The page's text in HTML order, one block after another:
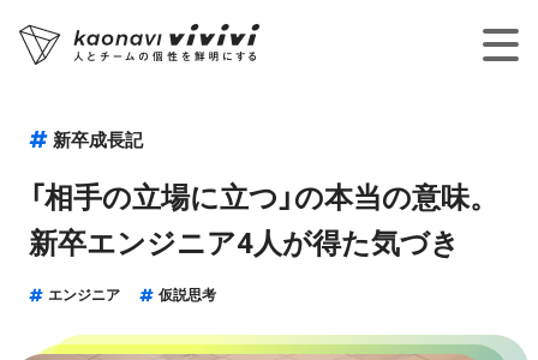
新卒成長記
「相手の立場に立つ」の本当の意味。
新卒エンジニア4人が得た気づき
エンジニア 仮説思考